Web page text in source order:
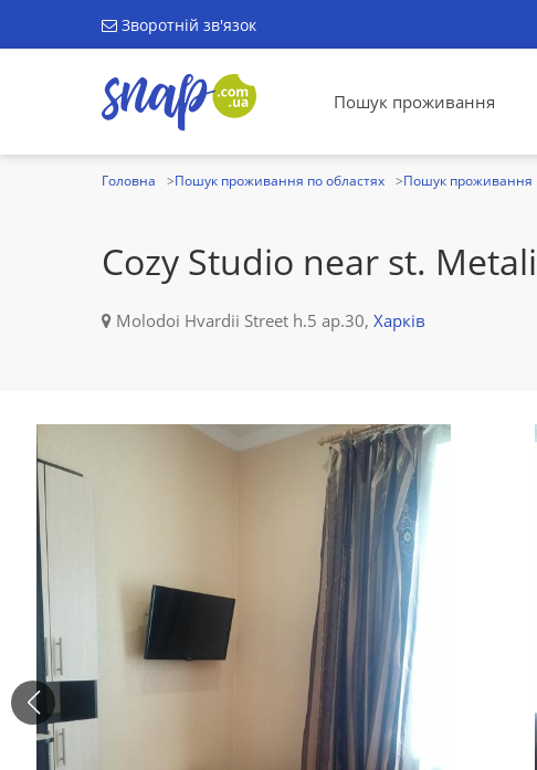
Зворотній зв'язок
Пошук проживання
Головна Пошук проживання по областях Пошук проживання
Cozy Studio near st.
Molodoi Hvardii Street h.5 ap.30, Харків